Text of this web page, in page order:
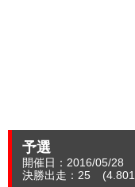
予選
開催日：2016/05/28
決勝出走：25
(4.801